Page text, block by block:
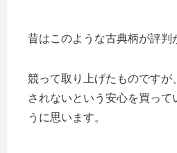
昔はこのような古典柄が評判
競って取り上げたものですが
されないという安心を買って
うに思います。